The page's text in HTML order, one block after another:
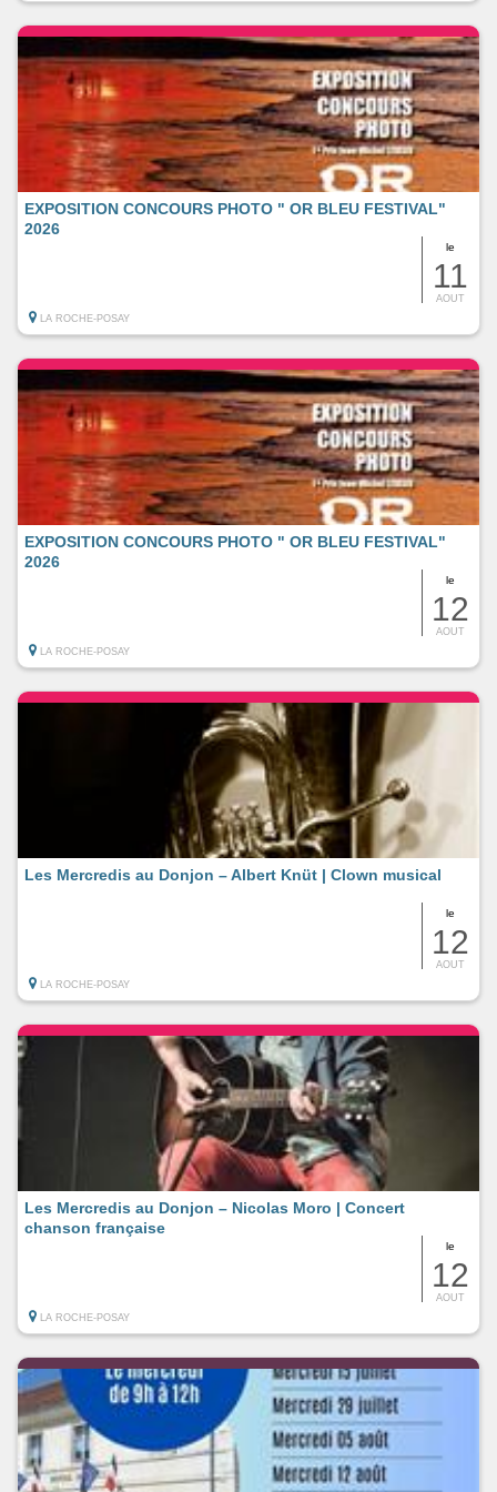
le
11
AOUT
EXPOSITION CONCOURS PHOTO " OR BLEU FESTIVAL"
2026
LA ROCHE-POSAY
le
12
AOUT
EXPOSITION CONCOURS PHOTO " OR BLEU FESTIVAL"
2026
LA ROCHE-POSAY
le
12
AOUT
Les Mercredis au Donjon – Albert Knüt | Clown musical
LA ROCHE-POSAY
le
12
AOUT
Les Mercredis au Donjon – Nicolas Moro | Concert
chanson française
LA ROCHE-POSAY